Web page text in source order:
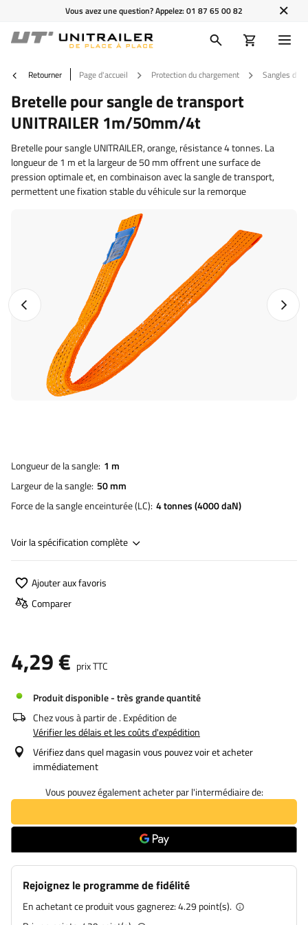
Vous avez une question? Appelez:01 87 65 00 82
Retourner Page d'accueil Protection du chargement Sangles
Bretelle pour sangle de transport
UNITRAILER 1m/50mm/4t
Bretelle pour sangle UNITRAILER, orange, résistance 4 tonnes. La
longueur de 1 m et la largeur de 50 mm offrent une surface de
pression optimale et, en combinaison avec la sangle de transport,
permettent une fixation stable du véhicule sur la remorque
Photo précédente Photo
Longueur de la sangle 1 m
Largeur de la sangle 50 mm
Force de la sangle enceinturée (LC) 4 tonnes (4000 daN)
Voir la spécification complète
Ajouter aux favoris
Comparer
4,29 € prix TTC
Produit disponible - très grande quantité
Chez vous à partir de. Expédition de
Vérifier les délais et les coûts d'expédition
Vérifiez dans quel magasin vous pouvez voir et acheter
immédiatement
Vous pouvez également acheter par l'intermédiaire de:
Rejoignez le programme de fidélité
En achetant ce produit vous gagnerez:4.29 point(s).